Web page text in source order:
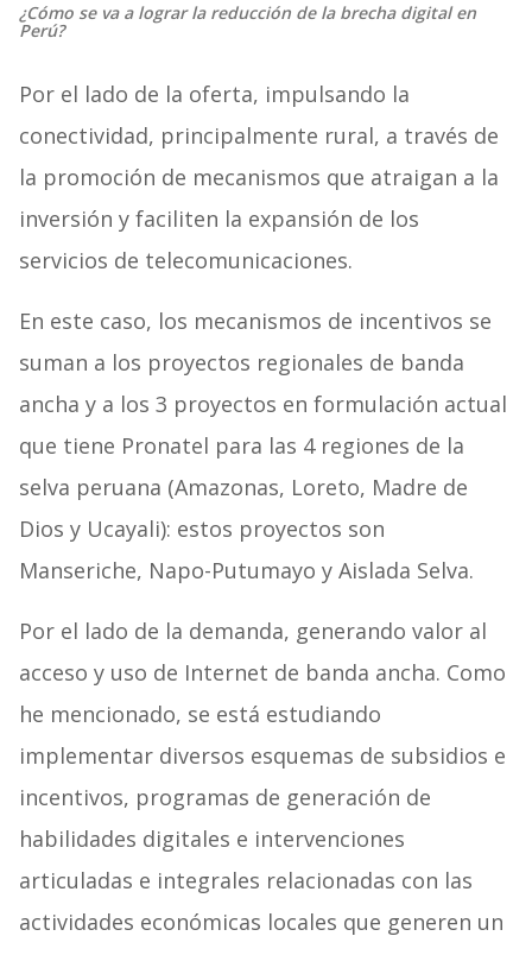
¿Cómo se va a lograr la reducción de la brecha digital en
Perú?
Por el lado de la oferta, impulsando la
conectividad, principalmente rural, a través de
la promoción de mecanismos que atraigan a la
inversión y faciliten la expansión de los
servicios de telecomunicaciones.
En este caso, los mecanismos de incentivos se
suman a los proyectos regionales de banda
ancha y a los 3 proyectos en formulación actual
que tiene Pronatel para las 4 regiones de la
selva peruana (Amazonas, Loreto, Madre de
Dios y Ucayali): estos proyectos son
Manseriche, Napo-Putumayo y Aislada Selva.
Por el lado de la demanda, generando valor al
acceso y uso de Internet de banda ancha. Como
he mencionado, se está estudiando
implementar diversos esquemas de subsidios e
incentivos, programas de generación de
habilidades digitales e intervenciones
articuladas e integrales relacionadas con las
actividades económicas locales que generen un